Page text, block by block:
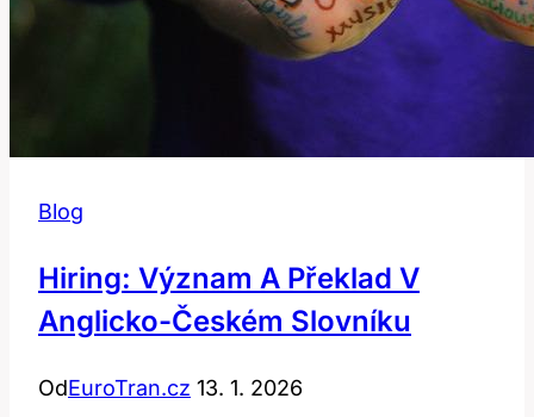
Blog
Hiring: Význam A Překlad V
Anglicko-Českém Slovníku
OdEuroTran.cz 13. 1. 2026